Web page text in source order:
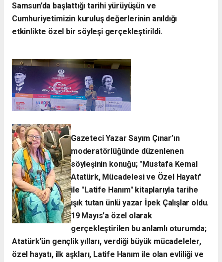
Samsun’da başlattığı tarihi yürüyüşün ve
Cumhuriyetimizin kuruluş değerlerinin anıldığı
etkinlikte özel bir söyleşi gerçekleştirildi.
Gazeteci Yazar Sayım Çınar’ın
moderatörlüğünde düzenlenen
söyleşinin konuğu; "Mustafa Kemal
Atatürk, Mücadelesi ve Özel Hayatı"
ile "Latife Hanım" kitaplarıyla tarihe
ışık tutan ünlü yazar İpek Çalışlar oldu.
19 Mayıs’a özel olarak
gerçekleştirilen bu anlamlı oturumda;
Atatürk’ün gençlik yılları, verdiği büyük mücadeleler,
özel hayatı, ilk aşkları, Latife Hanım ile olan evliliği ve